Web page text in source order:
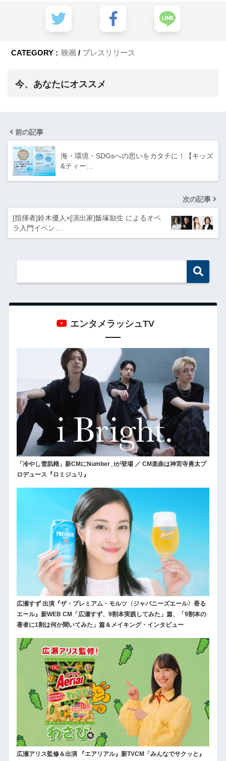
CATEGORY : 映画 プレスリリース
今、あなたにオススメ
前の記事
海・環境・SDGsへの思いをカタチに！【キッズ
&ティー…
次の記事
[指揮者]鈴木優人×[演出家]飯塚励生 によるオペ
ラ入門イベン…
エンタメラッシュTV
「冷やし雪肌精」新CMにNumber_iが登場 ／ CM楽曲は神宮寺勇太プ
ロデュース『ロミジュリ』
広瀬すず 出演『ザ・プレミアム・モルツ〈ジャパニーズエール〉香る
エール』新WEB CM「広瀬すず、9割本実践してみた」篇、「9割本の
著者に1割は何か聞いてみた」篇＆メイキング・インタビュー
広瀬アリス監修＆出演 『エアリアル』新TVCM「みんなでサクッと』